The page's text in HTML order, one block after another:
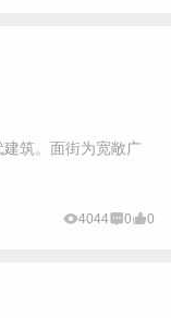
筑。面街为宽敞广
4044 0 0